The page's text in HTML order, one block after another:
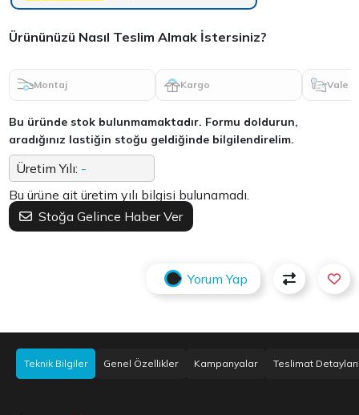
Ürününüzü Nasıl Teslim Almak İstersiniz?
Montaj Kargo Vale
Bu üründe stok bulunmamaktadır. Formu doldurun,
aradığınız lastiğin stoğu geldiğinde bilgilendirelim.
Üretim Yılı: -
Bu ürüne ait üretim yılı bilgisi bulunamadı.
Stoğa Gelince Haber Ver
Yorum Yap
Teknik Bilgiler Genel Özellikler Kampanyalar Teslimat Detayları